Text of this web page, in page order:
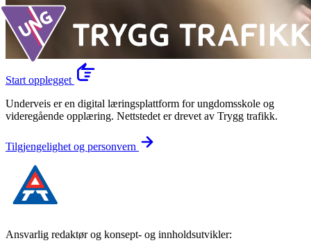
Start opplegget
Underveis er en digital læringsplattform for ungdomsskole og
videregående opplæring. Nettstedet er drevet av Trygg trafikk.
Tilgjengelighet og personvern
Ansvarlig redaktør og konsept- og innholdsutvikler: